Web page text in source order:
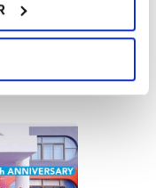
a été
le